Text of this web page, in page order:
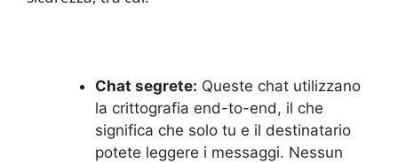
Chat segrete: Queste chat utilizzano
la crittografia end-to-end, il che
significa che solo tu e il destinatario
potete leggere i messaggi. Nessun